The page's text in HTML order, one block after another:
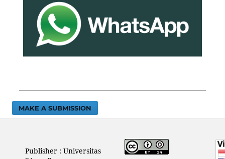
MAKE A SUBMISSION
Publisher : Universitas